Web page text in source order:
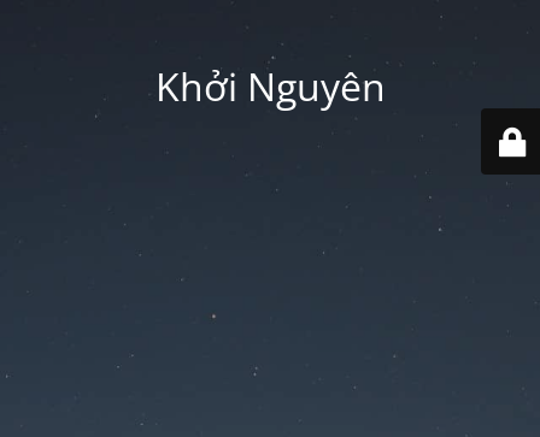
Khởi Nguyên